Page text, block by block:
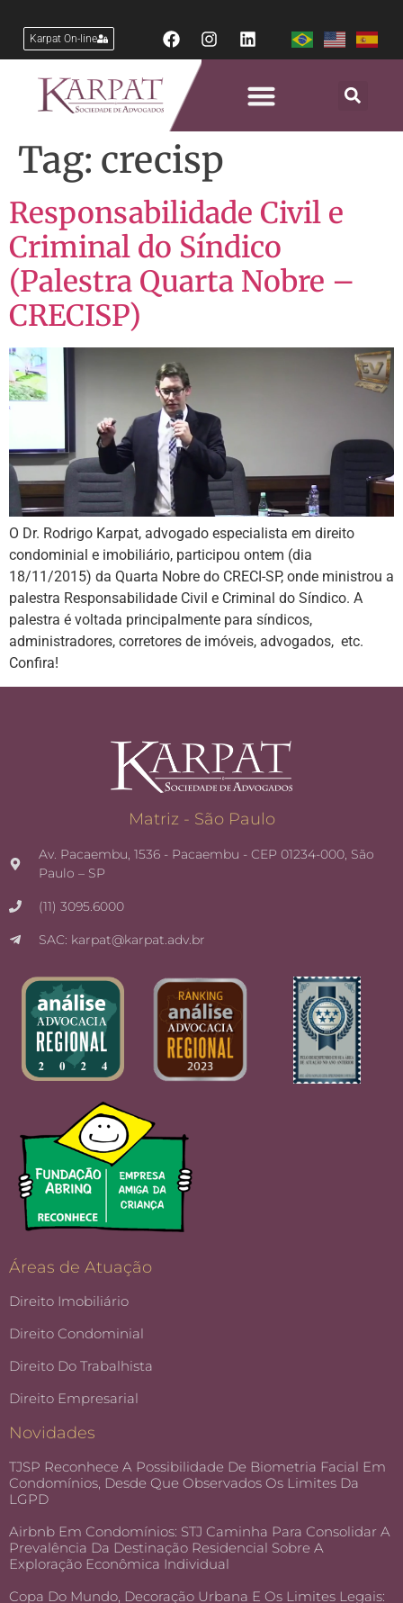
Karpat On-line
Tag: crecisp
Responsabilidade Civil e
Criminal do Síndico
(Palestra Quarta Nobre –
CRECISP)
O Dr. Rodrigo Karpat, advogado especialista em direito
condominial e imobiliário, participou ontem (dia
18/11/2015) da Quarta Nobre do CRECI-SP, onde ministrou a
palestra Responsabilidade Civil e Criminal do Síndico. A
palestra é voltada principalmente para síndicos,
administradores, corretores de imóveis, advogados, etc.
Confira!
Matriz - São Paulo
Av. Pacaembu, 1536 - Pacaembu - CEP 01234-000, São
Paulo – SP
(11) 3095.6000
SAC: karpat@karpat.adv.br
Áreas de Atuação
Direito Imobiliário
Direito Condominial
Direito Do Trabalhista
Direito Empresarial
Novidades
TJSP Reconhece A Possibilidade De Biometria Facial Em
Condomínios, Desde Que Observados Os Limites Da
LGPD
Airbnb Em Condomínios: STJ Caminha Para Consolidar A
Prevalência Da Destinação Residencial Sobre A
Exploração Econômica Individual
Copa Do Mundo, Decoração Urbana E Os Limites Legais: